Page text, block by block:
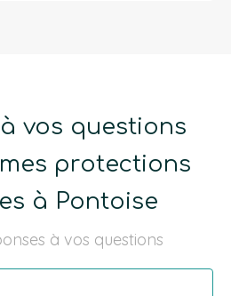
vos questions
protections
à Pontoise
à vos questions